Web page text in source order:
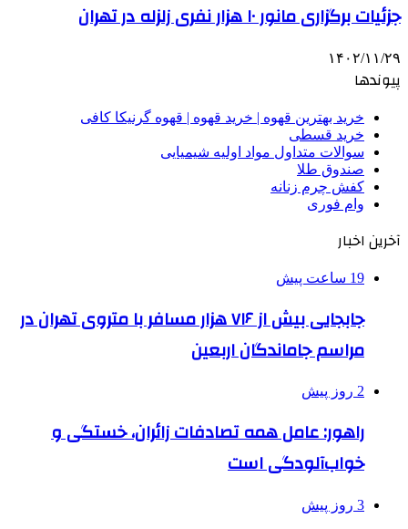
جزئیات برگزاری مانور ۱۰ هزار نفری زلزله در تهران
۱۴۰۲/۱۱/۲۹
پیوندها
خرید بهترین قهوه | خرید قهوه | قهوه گرنیکا کافی
خرید قسطی
سوالات متداول مواد اولیه شیمیایی
صندوق طلا
کفش چرم زنانه
وام فوری
آخرین اخبار
19 ساعت پیش
جابجایی بیش از ۷۱۶ هزار مسافر با متروی تهران در
مراسم جاماندگان اربعین
2 روز پیش
راهور: عامل همه تصادفات زائران، خستگی و
خواب‌آلودگی است
3 روز پیش